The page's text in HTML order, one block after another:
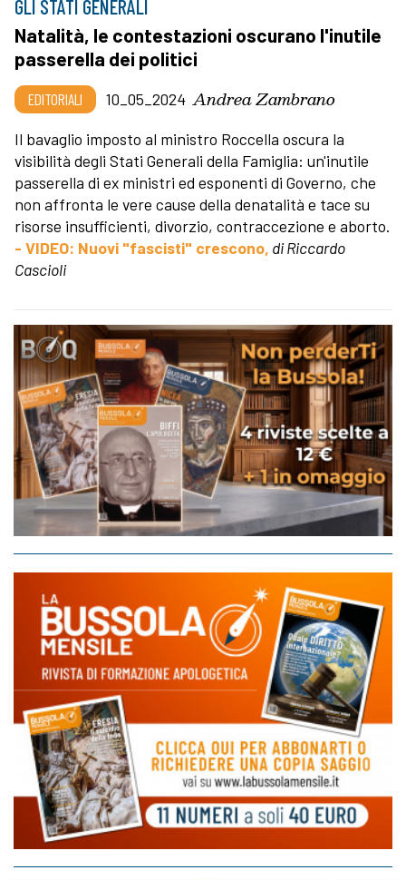
GLI STATI GENERALI
Natalità, le contestazioni oscurano l'inutile
passerella dei politici
EDITORIALI 10_05_2024 Andrea Zambrano
Il bavaglio imposto al ministro Roccella oscura la
visibilità degli Stati Generali della Famiglia: un'inutile
passerella di ex ministri ed esponenti di Governo, che
non affronta le vere cause della denatalità e tace su
risorse insufficienti, divorzio, contraccezione e aborto.
- VIDEO: Nuovi "fascisti" crescono, di Riccardo
Cascioli